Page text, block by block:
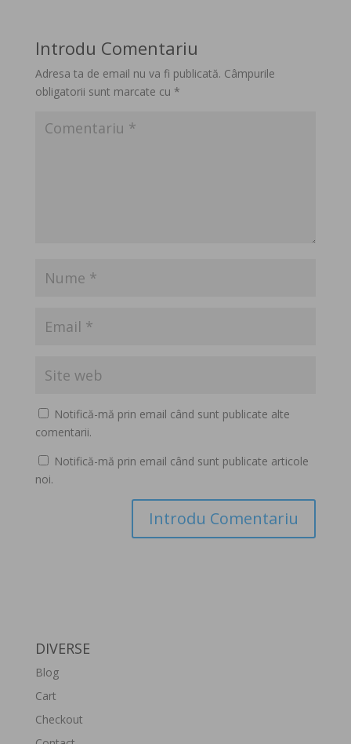
Introdu Comentariu
Adresa ta de email nu va fi publicată. Câmpurile
obligatorii sunt marcate cu *
Notifică-mă prin email când sunt publicate alte
comentarii.
Notifică-mă prin email când sunt publicate articole
noi.
DIVERSE
Blog
Cart
Checkout